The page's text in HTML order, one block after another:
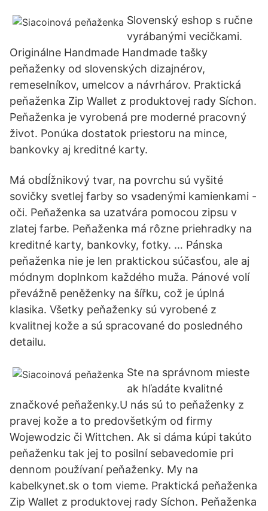
Slovenský eshop s ručne
vyrábanými vecičkami.
Originálne Handmade Handmade tašky
peňaženky od slovenských dizajnérov,
remeselníkov, umelcov a návrhárov. Praktická
peňaženka Zip Wallet z produktovej rady Síchon.
Peňaženka je vyrobená pre moderné pracovný
život. Ponúka dostatok priestoru na mince,
bankovky aj kreditné karty.
Má obdĺžnikový tvar, na povrchu sú vyšité
sovičky svetlej farby so vsadenými kamienkami -
oči. Peňaženka sa uzatvára pomocou zipsu v
zlatej farbe. Peňaženka má rôzne priehradky na
kreditné karty, bankovky, fotky. … Pánska
peňaženka nie je len praktickou súčasťou, ale aj
módnym doplnkom každého muža. Pánové volí
převážně peněženky na šířku, což je úplná
klasika. Všetky peňaženky sú vyrobené z
kvalitnej kože a sú spracované do posledného
detailu.
Ste na správnom mieste
ak hľadáte kvalitné
značkové peňaženky.U nás sú to peňaženky z
pravej kože a to predovšetkým od firmy
Wojewodzic či Wittchen. Ak si dáma kúpi takúto
peňaženku tak jej to posilní sebavedomie pri
dennom používaní peňaženky. My na
kabelkynet.sk o tom vieme. Praktická peňaženka
Zip Wallet z produktovej rady Síchon. Peňaženka